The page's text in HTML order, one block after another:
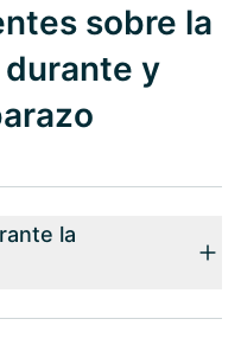
sobre la
y
la